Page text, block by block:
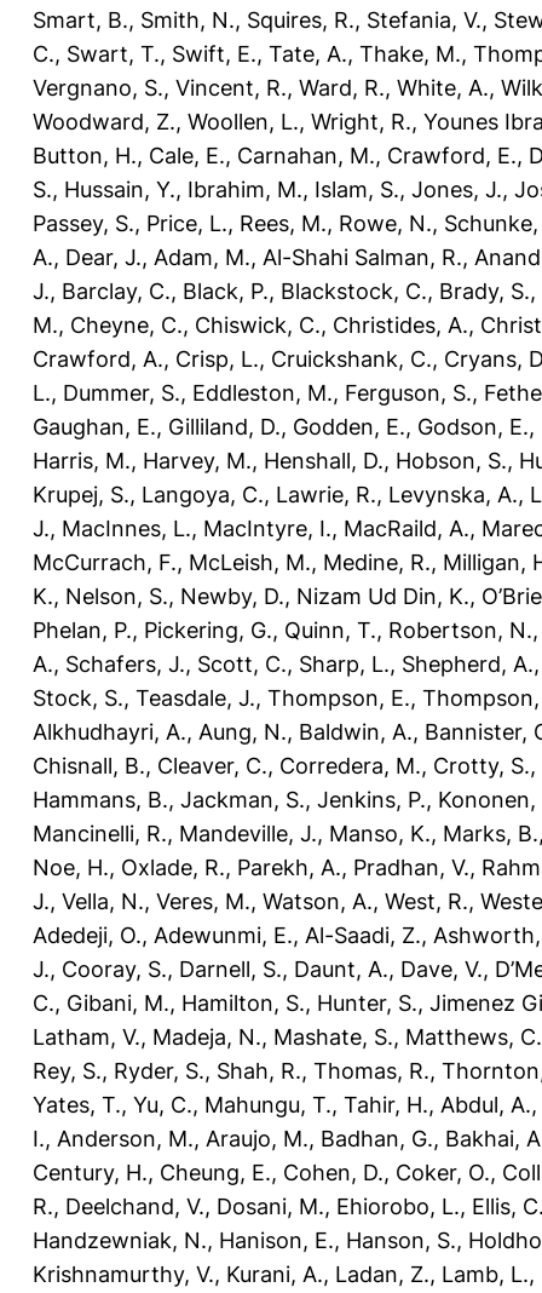
Smart, B., Smith, N., Squires, R., Stefania, V.,
C., Swart, T., Swift, E., Tate, A., Thake, M.,
Vergnano, S., Vincent, R., Ward, R., White, A.,
Woodward, Z., Woollen, L., Wright, R., Younes
Button, H., Cale, E., Carnahan, M., Crawford, E.,
S., Hussain, Y., Ibrahim, M., Islam, S., Jones, J.,
Passey, S., Price, L., Rees, M., Rowe, N.,
A., Dear, J., Adam, M., Al-Shahi Salman, R.,
J., Barclay, C., Black, P., Blackstock, C., Brady, S.,
M., Cheyne, C., Chiswick, C., Christides, A.,
Crawford, A., Crisp, L., Cruickshank, C., Cryans,
L., Dummer, S., Eddleston, M., Ferguson, S.,
Gaughan, E., Gilliland, D., Godden, E., Godson, E.,
Harris, M., Harvey, M., Henshall, D., Hobson, S.,
Krupej, S., Langoya, C., Lawrie, R., Levynska, A.,
J., MacInnes, L., MacIntyre, I., MacRaild, A.,
McCurrach, F., McLeish, M., Medine, R., Milligan,
K., Nelson, S., Newby, D., Nizam Ud Din, K.,
Phelan, P., Pickering, G., Quinn, T., Robertson, N.
A., Schafers, J., Scott, C., Sharp, L., Shepherd, A.
Stock, S., Teasdale, J., Thompson, E.,
Alkhudhayri, A., Aung, N., Baldwin, A., Bannister,
Chisnall, B., Cleaver, C., Corredera, M., Crotty, S.,
Hammans, B., Jackman, S., Jenkins, P., Kononen,
Mancinelli, R., Mandeville, J., Manso, K., Marks, B.
Noe, H., Oxlade, R., Parekh, A., Pradhan, V.,
J., Vella, N., Veres, M., Watson, A., West, R.,
Adedeji, O., Adewunmi, E., Al-Saadi, Z.,
J., Cooray, S., Darnell, S., Daunt, A., Dave, V.,
C., Gibani, M., Hamilton, S., Hunter, S., Jimenez
Latham, V., Madeja, N., Mashate, S., Matthews, C.
Rey, S., Ryder, S., Shah, R., Thomas, R.,
Yates, T., Yu, C., Mahungu, T., Tahir, H., Abdul, A.,
I., Anderson, M., Araujo, M., Badhan, G., Bakhai,
Century, H., Cheung, E., Cohen, D., Coker, O.,
R., Deelchand, V., Dosani, M., Ehiorobo, L., Ellis,
Handzewniak, N., Hanison, E., Hanson, S.,
Krishnamurthy, V., Kurani, A., Ladan, Z., Lamb, L.,